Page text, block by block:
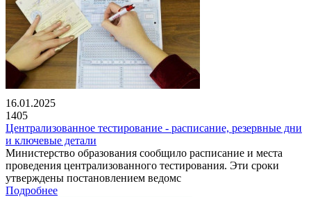
16.01.2025
1405
Централизованное тестирование - расписание, резервные дни
и ключевые детали
Министерство образования сообщило расписание и места
проведения централизованного тестирования. Эти сроки
утверждены постановлением ведомс
Подробнее